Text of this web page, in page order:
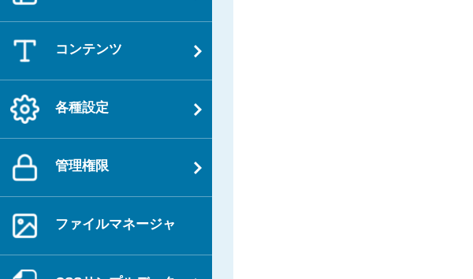
コンテンツ
各種設定
管理権限
ファイルマネージャ